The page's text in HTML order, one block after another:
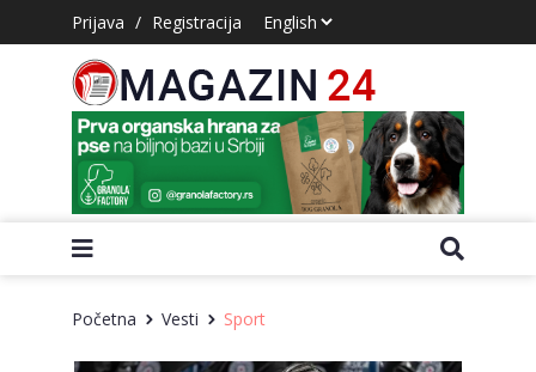
Prijava / Registracija
Početna Vesti Sport